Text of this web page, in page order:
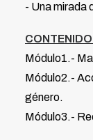
- Una mirada
Módulo1.-
Módulo2.-
género.
Módulo3.-